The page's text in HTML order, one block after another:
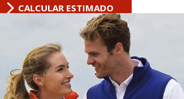
CALCULAR ESTIMADO